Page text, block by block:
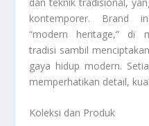
kontemporer. Brand
“modern heritage,” di
tradisi sambil
gaya hidup modern.
memperhatikan detail,
Koleksi dan Produk